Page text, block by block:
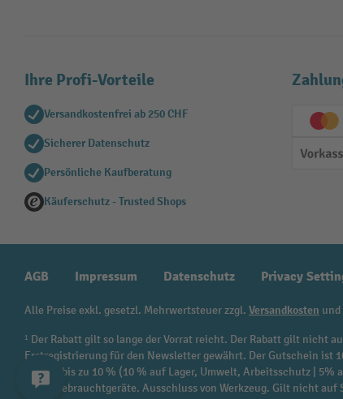
Ihre Profi-Vorteile
Versandkostenfrei ab 250 CHF
Sicherer Datenschutz
Persönliche Kaufberatung
Käuferschutz - Trusted Shops
AGB Impressum Datenschutz Privacy
Alle Preise exkl. gesetzl. Mehrwertsteuer zzgl. Versandkosten
¹ Der Rabatt gilt so lange der Vorrat reicht. Der Rabatt gilt nicht
Erstregistrierung für den Newsletter gewährt. Der Gutschein ist
beträgt bis zu 10 % (10 % auf Lager, Umwelt, Arbeitsschutz |
sowie Gebrauchtgeräte. Ausschluss von Werkzeug. Gilt nicht